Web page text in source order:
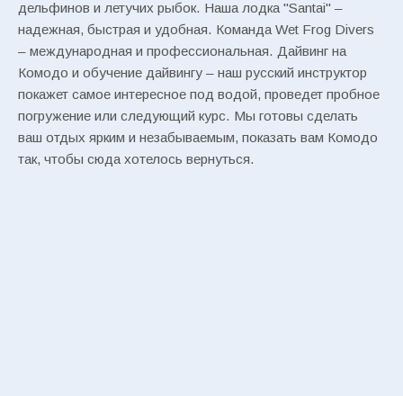
дельфинов и летучих рыбок. Наша лодка "Santai" –
надежная, быстрая и удобная. Команда Wet Frog Divers
– международная и профессиональная. Дайвинг на
Комодо и обучение дайвингу – наш русский инструктор
покажет самое интересное под водой, проведет пробное
погружение или следующий курс. Мы готовы сделать
ваш отдых ярким и незабываемым, показать вам Комодо
так, чтобы сюда хотелось вернуться.